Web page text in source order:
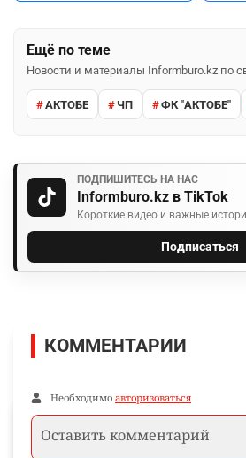
Ещё по теме
Новости и материалы Informburo.kz по
АКТОБЕ ЧП ФК "АКТОБЕ"
ПОДПИШИТЕСЬ НА НАС
Informburo.kz в TikTok
Короткие видео и важные
Подписаться
КОММЕНТАРИИ
Необходимо авторизоваться